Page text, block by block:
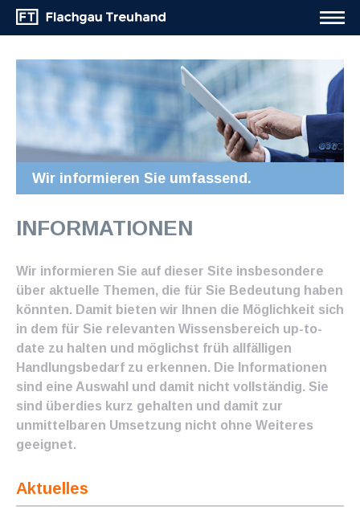
Wir informieren Sie umfassend.
INFORMATIONEN
Wir informieren Sie auf dieser Site insbesondere
über aktuelle Themen, die für Sie Bedeutung haben
könnten. Damit bieten wir Ihnen die Möglichkeit sich
in dem für Sie relevanten Wissensbereich up-to-
date zu halten und möglichst früh allfälligen
Handlungsbedarf zu erkennen. Die Informationen
sind eine Auswahl und damit nicht vollständig. Sie
sind überdies kurz gehalten und damit zur
unmittelbaren Umsetzung nicht ohne Weiteres
geeignet.
Aktuelles